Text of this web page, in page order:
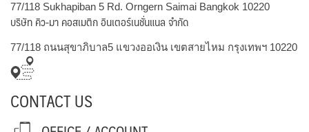
77/118 Sukhapiban 5 Rd. Orngern Saimai Bangkok 10220
บริษัท คิว-มา คอสเมติก อินเตอร์เนชั่นแนล จำกัด
77/118 ถนนสุขาภิบาล5 แขวงออเงิน เขตสายไหม กรุงเทพฯ 10220
CONTACT US